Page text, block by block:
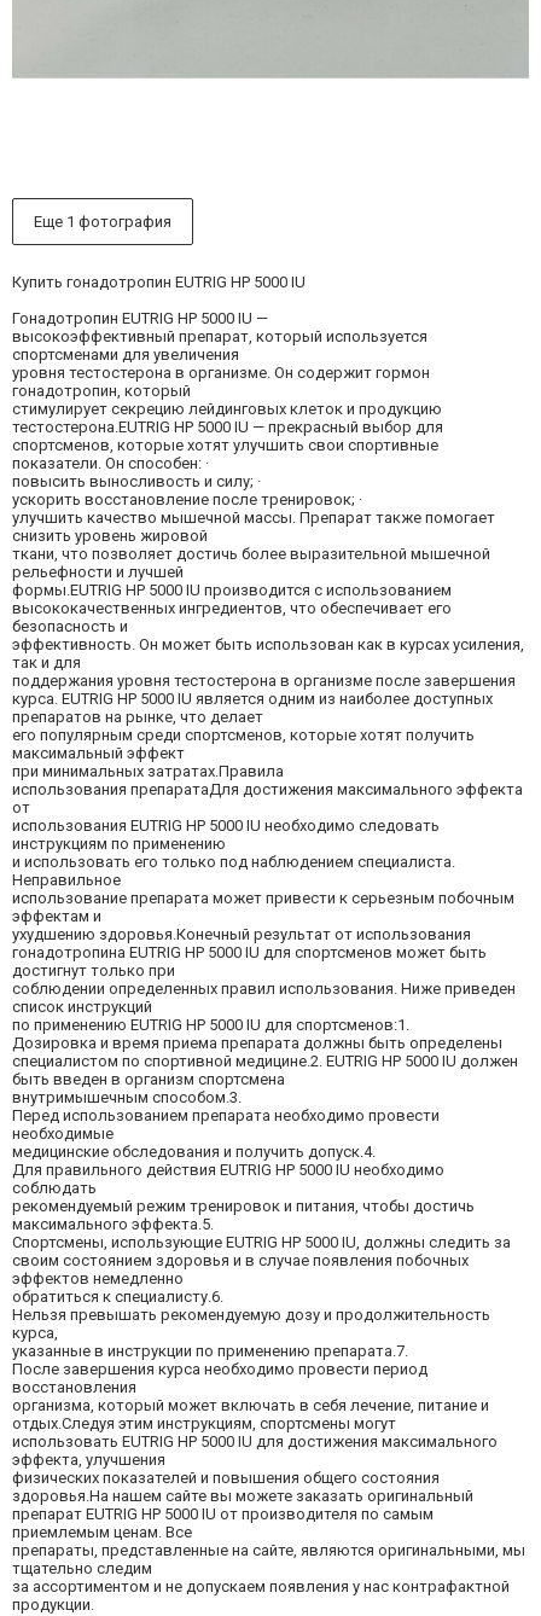
Еще 1 фотография
Купить гонадотропин EUTRIG HP 5000 IU
Гонадотропин EUTRIG HP 5000 IU —
высокоэффективный препарат, который используется
спортсменами для увеличения
уровня тестостерона в организме. Он содержит гормон
гонадотропин, который
стимулирует секрецию лейдинговых клеток и продукцию
тестостерона.EUTRIG HP 5000 IU — прекрасный выбор для
спортсменов, которые хотят улучшить свои спортивные
показатели. Он способен: ·
повысить выносливость и силу; ·
ускорить восстановление после тренировок; ·
улучшить качество мышечной массы. Препарат также помогает
снизить уровень жировой
ткани, что позволяет достичь более выразительной мышечной
рельефности и лучшей
формы.EUTRIG HP 5000 IU производится с использованием
высококачественных ингредиентов, что обеспечивает его
безопасность и
эффективность. Он может быть использован как в курсах усиления,
так и для
поддержания уровня тестостерона в организме после завершения
курса. EUTRIG HP 5000 IU является одним из наиболее доступных
препаратов на рынке, что делает
его популярным среди спортсменов, которые хотят получить
максимальный эффект
при минимальных затратах.Правила
использования препаратаДля достижения максимального эффекта
от
использования EUTRIG HP 5000 IU необходимо следовать
инструкциям по применению
и использовать его только под наблюдением специалиста.
Неправильное
использование препарата может привести к серьезным побочным
эффектам и
ухудшению здоровья.Конечный результат от использования
гонадотропина EUTRIG HP 5000 IU для спортсменов может быть
достигнут только при
соблюдении определенных правил использования. Ниже приведен
список инструкций
по применению EUTRIG HP 5000 IU для спортсменов:1.
Дозировка и время приема препарата должны быть определены
специалистом по спортивной медицине.2. EUTRIG HP 5000 IU должен
быть введен в организм спортсмена
внутримышечным способом.3.
Перед использованием препарата необходимо провести
необходимые
медицинские обследования и получить допуск.4.
Для правильного действия EUTRIG HP 5000 IU необходимо
соблюдать
рекомендуемый режим тренировок и питания, чтобы достичь
максимального эффекта.5.
Спортсмены, использующие EUTRIG HP 5000 IU, должны следить за
своим состоянием здоровья и в случае появления побочных
эффектов немедленно
обратиться к специалисту.6.
Нельзя превышать рекомендуемую дозу и продолжительность
курса,
указанные в инструкции по применению препарата.7.
После завершения курса необходимо провести период
восстановления
организма, который может включать в себя лечение, питание и
отдых.Следуя этим инструкциям, спортсмены могут
использовать EUTRIG HP 5000 IU для достижения максимального
эффекта, улучшения
физических показателей и повышения общего состояния
здоровья.На нашем сайте вы можете заказать оригинальный
препарат EUTRIG HP 5000 IU от производителя по самым
приемлемым ценам. Все
препараты, представленные на сайте, являются оригинальными, мы
тщательно следим
за ассортиментом и не допускаем появления у нас контрафактной
продукции.